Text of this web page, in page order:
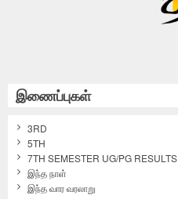
இணைப்புகள்
3RD
5TH
7TH SEMESTER UG/PG RESULTS
இந்த நாள்
இந்த வார வரலாறு